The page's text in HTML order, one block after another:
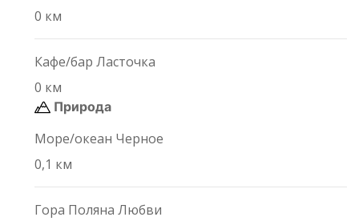
0 км
Кафе/бар Ласточка
0 км
Природа
Море/океан Черное
0,1 км
Гора Поляна Любви